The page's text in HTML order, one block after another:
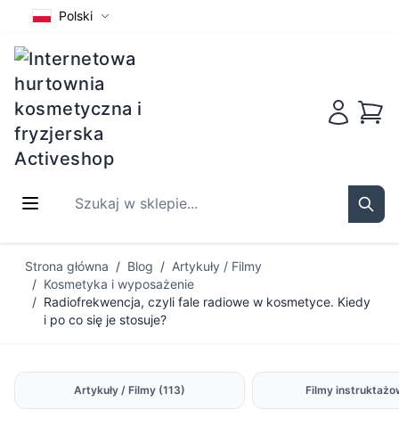
Polski
Szukaj w sklepie...
Strona główna / Blog / Artykuły / Filmy
/ Kosmetyka i wyposażenie
/ Radiofrekwencja, czyli fale radiowe w kosmetyce. Kiedy
i po co się je stosuje?
Artykuły / Filmy (113) Filmy